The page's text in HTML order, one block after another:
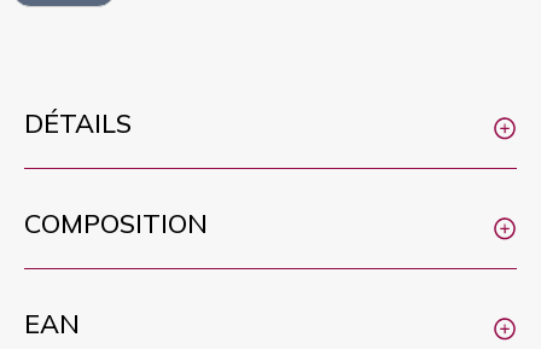
DÉTAILS
COMPOSITION
EAN